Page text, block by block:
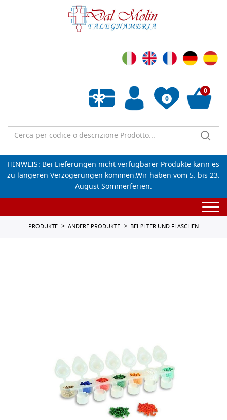
0
Wunschliste leeren
0
HINWEIS: Bei Lieferungen nicht verfügbarer Produkte kann es
zu längeren Verzögerungen kommen.Wir haben vom 5. bis 23.
August Sommerferien.
PRODUKTE ANDERE PRODUKTE BEH?LTER UND FLASCHEN